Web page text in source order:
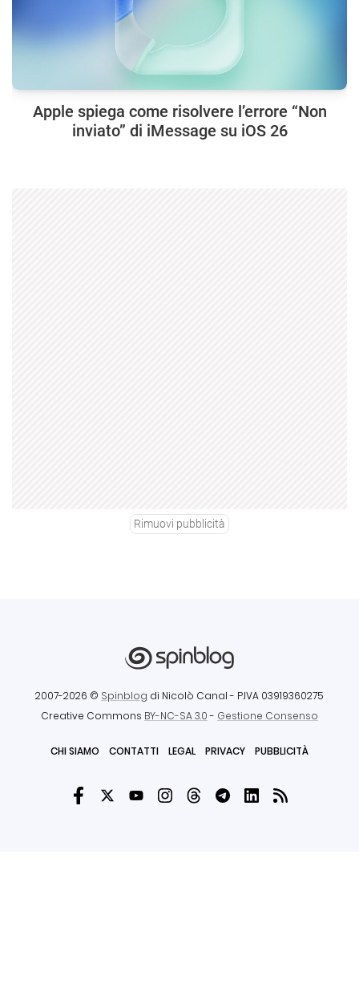
Apple spiega come risolvere l’errore “Non
inviato” di iMessage su iOS 26
Rimuovi pubblicità
2007-2026 © Spinblog di Nicolò Canal - P.IVA 03919360275
Creative Commons BY-NC-SA 3.0- Gestione Consenso
CHI SIAMO CONTATTI LEGAL PRIVACY PUBBLICITÀ